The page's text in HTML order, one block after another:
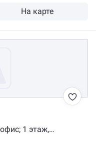
На карте
1 этаж,